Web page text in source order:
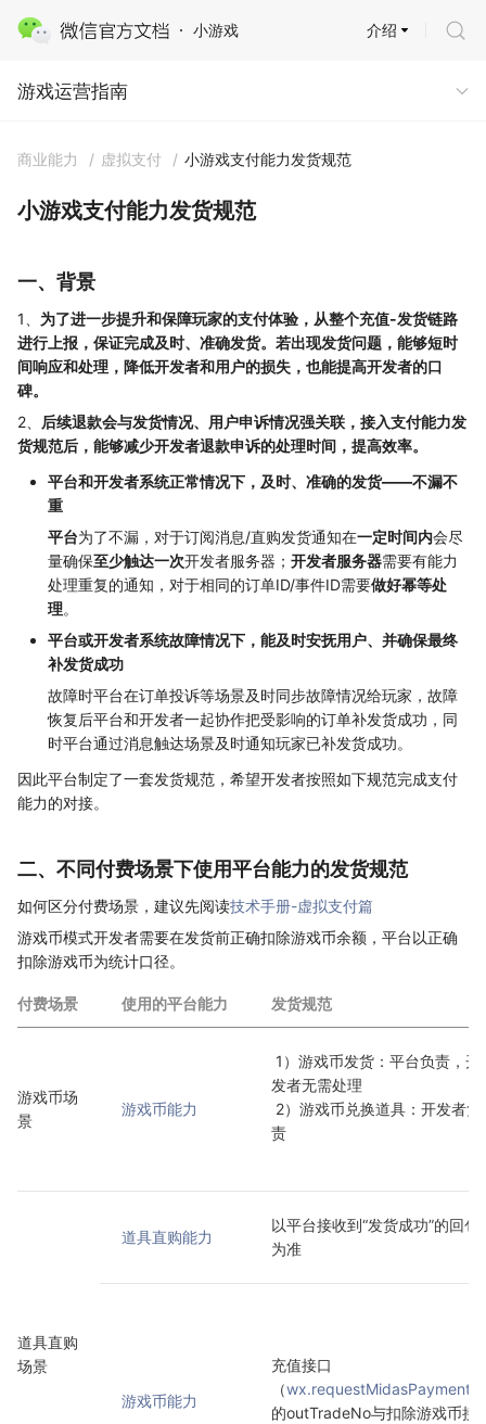
小游戏
游戏运营指南
介绍
游戏运营指南
商业能力 / 虚拟支付 / 小游戏支付能力发货规范
小游戏支付能力发货规范
一、背景
1、 为了进一步提升和保障玩家的支付体验，从整个充值-发货链路
进行上报，保证完成及时、准确发货。若出现发货问题，能够短时
间响应和处理，降低开发者和用户的损失，也能提高开发者的口
碑。
2、
后续退款会与发货情况、用户申诉情况强关联，接入支付能力发
货规范后，能够减少开发者退款申诉的处理时间，提高效率。
平台和开发者系统正常情况下，及时、准确的发货——不漏不
重
平台为了不漏，对于订阅消息/直购发货通知在一定时间内会尽
量确保至少触达一次开发者服务器； 开发者服务器需要有能力
处理重复的通知，对于相同的订单ID/事件ID需要做好幂等处
理。
平台或开发者系统故障情况下，能及时安抚用户、并确保最终
补发货成功
故障时平台在订单投诉等场景及时同步故障情况给玩家，故障
恢复后平台和开发者一起协作把受影响的订单补发货成功，同
时平台通过消息触达场景及时通知玩家已补发货成功。
因此平台制定了一套发货规范，希望开发者按照如下规范完成支付
能力的对接。
二、不同付费场景下使用平台能力的发货规范
如何区分付费场景，建议先阅读技术手册-虚拟支付篇
游戏币模式开发者需要在发货前正确扣除游戏币余额，平台以正确
扣除游戏币为统计口径。
付费场景 使用的平台能力 发货规范
游戏币场
景
游戏币能力
发者无需处理
责
道具直购
场景
道具直购能力
以平台接收到“发货成功”的回包
为准
游戏币能力
充值接口
（wx.requestMidasPayment
的outTradeNo与扣除游戏币接